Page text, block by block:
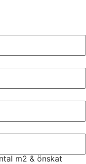
m2 & önskat